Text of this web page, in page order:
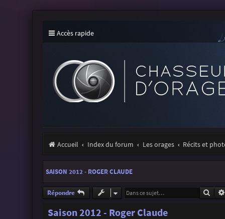
Accès rapide
Accueil Index du forum Les orages Récits et
SAISON 2012 - ROGER CLAUDE
Répondre
Saison 2012 - Roger Claude